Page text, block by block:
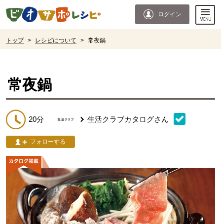
ページの先頭です。
ログイン
トップ > レシピについて > 常夜鍋
常夜鍋
20分 生活クラブカタログさん
フォローする